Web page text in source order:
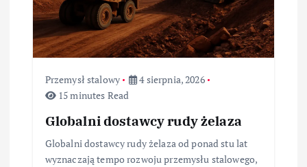
Przemysł stalowy
4 sierpnia, 2026
15 minutes Read
Globalni dostawcy rudy żelaza
Globalni dostawcy rudy żelaza od ponad stu lat
wyznaczają tempo rozwoju przemysłu stalowego,